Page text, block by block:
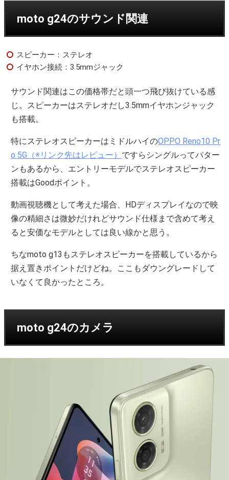
moto g24のサウンド関連
スピーカー：ステレオ
イヤホン接続：3.5mmジャック
サウンド関連はこの価格帯だと頭一つ飛び抜けている感
じ。スピーカーはステレオだし3.5mmイヤホンジャック
も搭載。
特にステレオスピーカーはミドルハイのOPPO Reno10 Pr
o 5G（※リンク先はレビュー） ですらシングルってパター
ンもあるから、エントリーモデルでステレオスピーカー
搭載はGoodポイント。
動画視聴機として考えた場合、HDディスプレイなので映
像の精細さは微妙だけれどサウンド仕様まで含めて考え
ると安価なモデルとしては良い線かと思う。
ちなmoto g13もステレオスピーカーを搭載しているから
据え置きポイントだけどね。ここもダウングレードして
いなくて良かったところ。
moto g24のカメラ